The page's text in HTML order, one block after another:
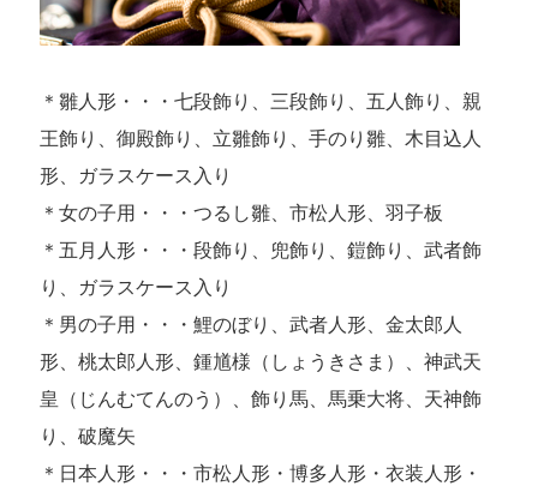
＊雛人形・・・七段飾り、三段飾り、五人飾り、親
王飾り、御殿飾り、立雛飾り、手のり雛、木目込人
形、ガラスケース入り
＊女の子用・・・つるし雛、市松人形、羽子板
＊五月人形・・・段飾り、兜飾り、鎧飾り、武者飾
り、ガラスケース入り
＊男の子用・・・鯉のぼり、武者人形、金太郎人
形、桃太郎人形、鍾馗様（しょうきさま）、神武天
皇（じんむてんのう）、飾り馬、馬乗大将、天神飾
り、破魔矢
＊日本人形・・・市松人形・博多人形・衣装人形・